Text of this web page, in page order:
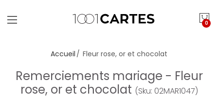
0
Accueil Fleur rose, or et chocolat
Remerciements mariage - Fleur
rose, or et chocolat (Sku: 02MAR1047)